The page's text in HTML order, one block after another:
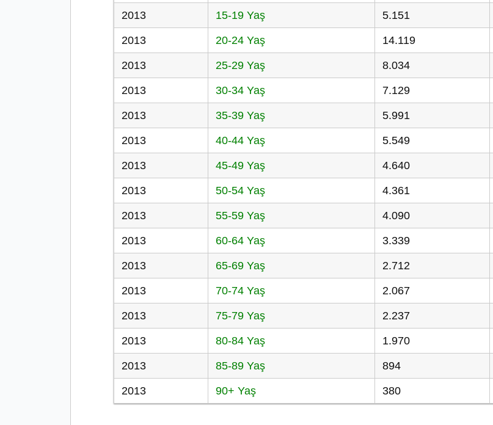
2013 15-19 Yaş 5.151
2013 20-24 Yaş 14.119
2013 25-29 Yaş 8.034
2013 30-34 Yaş 7.129
2013 35-39 Yaş 5.991
2013 40-44 Yaş 5.549
2013 45-49 Yaş 4.640
2013 50-54 Yaş 4.361
2013 55-59 Yaş 4.090
2013 60-64 Yaş 3.339
2013 65-69 Yaş 2.712
2013 70-74 Yaş 2.067
2013 75-79 Yaş 2.237
2013 80-84 Yaş 1.970
2013 85-89 Yaş 894
2013 90+ Yaş 380